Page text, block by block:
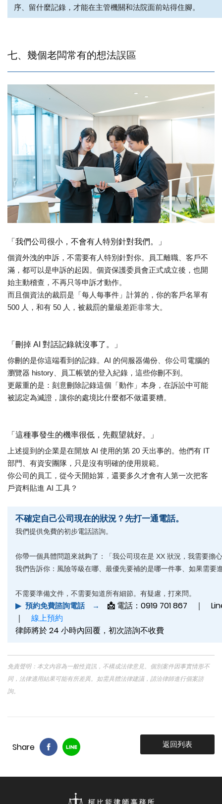
序、留什麼記錄，才能在主管機關和法院面前站得住腳。
七、幾個老闆常有的想法誤區
「我們公司很小，不會有人特別針對我們。」
個資外洩的申訴，不需要有人特別針對你。員工離職、客戶不
滿，都可以是申訴的起因。個資保護委員會正式成立後，也開
始主動稽查，不再只等申訴才動作。
而且個資法的裁罰是「每人每事件」計算的 ， 你的客戶名單有
500 人，和有 50 人，被裁罰的量級差距非常大。
「刪掉 AI 對話記錄就沒事了。」
你刪的是你這端看到的記錄。AI 的伺服器備份、你公司電腦的
瀏覽器 history、員工帳號的登入紀錄 ， 這些你刪不到。
更嚴重的是：刻意刪除記錄這個「動作」本身，在訴訟中可能
被認定為滅證，讓你的處境比什麼都不做還要糟。
「這種事發生的機率很低，先觀望就好。」
上述提到的企業是在開放 AI 使用的第 20 天出事的。他們有 IT
部門、有資安團隊，只是沒有明確的使用規範。
你公司的員工，從今天開始算，還要多久才會有人第一次把客
戶資料貼進 AI 工具？
不確定自己公司現在的狀況？先打一通電話。
我們提供免費的初步電話諮詢。
你帶一個具體問題來就夠了：「我公司現在是 XX 狀況，我需要擔
我們告訴你：風險等級在哪、最優先要補的是哪一件事、如果需要
不需要準備文件，不需要知道所有細節。有疑慮，打來問。
▶ 預約免費諮詢電話 → 📩 電話：0919 701 867 ｜
｜ 線上預約
律師將於 24 小時內回覆，初次諮詢不收費
免責聲明：本文內容為一般性資訊，不構成法律意見。個別案件因事實情形不
同，法律適用結果可能有所差異。如需具體法律建議，請洽律師進行個案諮
詢。
Share 返回列表